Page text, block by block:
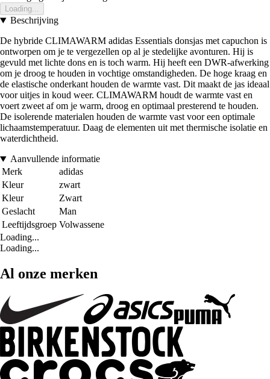
Loading...
Beschrijving
De hybride CLIMAWARM adidas Essentials donsjas met capuchon is
ontworpen om je te vergezellen op al je stedelijke avonturen. Hij is
gevuld met lichte dons en is toch warm. Hij heeft een DWR-afwerking
om je droog te houden in vochtige omstandigheden. De hoge kraag en
de elastische onderkant houden de warmte vast. Dit maakt de jas ideaal
voor uitjes in koud weer. CLIMAWARM houdt de warmte vast en
voert zweet af om je warm, droog en optimaal presterend te houden.
De isolerende materialen houden de warmte vast voor een optimale
lichaamstemperatuur. Daag de elementen uit met thermische isolatie en
waterdichtheid.
Aanvullende informatie
Merk
adidas
Kleur
zwart
Kleur
Zwart
Geslacht
Man
Leeftijdsgroep Volwassene
Loading...
Loading...
Al onze merken